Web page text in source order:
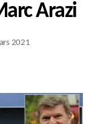
Arazi
2021